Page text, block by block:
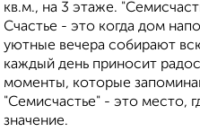
кв.м., на 3 этаже.
Счастье - это когда дом
уютные вечера собирают
каждый день приносит
моменты, которые
"Семисчастье" - это место,
значение.